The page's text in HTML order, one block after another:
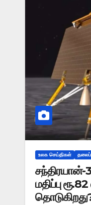
உலக செய்திகள்
மதிப்பு